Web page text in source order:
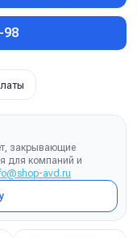
98
закрывающие
для компаний и
avd.ru